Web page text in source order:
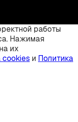
работы
Нажимая
их
cookies и Политика